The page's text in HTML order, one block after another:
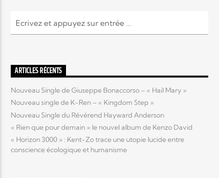
ARTICLES RÉCENTS
Nouveau Single de Giuseppe Bonaccorso – « Hail Mary »
Nouveau single de K-Ren – « Kingdom Step »
Nouveau Single du Révérend Hayward Anderson
« Rien que pour demain » le nouvel album de Kenzo David
« Horizon 3000 » : Kent-Zo trace une utopie lucide entre
conscience écologique et humanisme